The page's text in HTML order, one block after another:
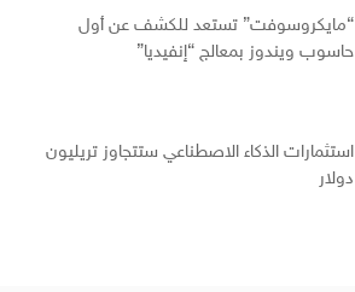
“مايكروسوفت” تستعد للكشف عن أول
حاسوب ويندوز بمعالج “إنفيديا”
استثمارات الذكاء الاصطناعي ستتجاوز تريليون
دولار